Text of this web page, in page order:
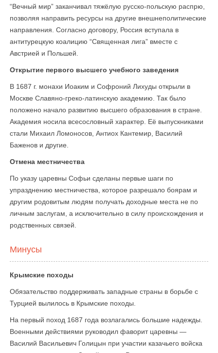
“Вечный мир” заканчивал тяжёлую русско-польскую распрю,
позволяя направить ресурсы на другие внешнеполитические
направления. Согласно договору, Россия вступала в
антитурецкую коалицию “Священная лига” вместе с
Австрией и Польшей.
Открытие первого высшего учебного заведения
В 1687 г. монахи Иоаким и Софроний Лихуды открыли в
Москве Славяно-греко-латинскую академию. Так было
положено начало развитию высшего образования в стране.
Академия носила всесословный характер. Её выпускниками
стали Михаил Ломоносов, Антиох Кантемир, Василий
Баженов и другие.
Отмена местничества
По указу царевны Софьи сделаны первые шаги по
упразднению местничества, которое разрешало боярам и
другим родовитым людям получать доходные места не по
личным заслугам, а исключительно в силу происхождения и
родственных связей.
Минусы
Крымские походы
Обязательство поддерживать западные страны в борьбе с
Турцией вылилось в Крымские походы.
На первый поход 1687 года возлагались большие надежды.
Военными действиями руководил фаворит царевны —
Василий Васильевич Голицын при участии казачьего войска